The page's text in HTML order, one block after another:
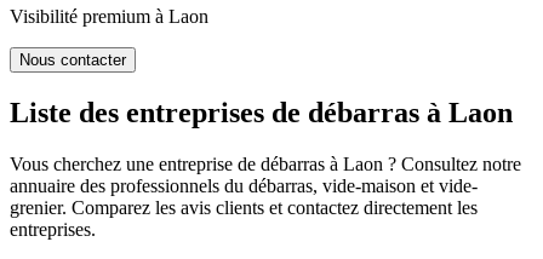
Visibilité premium à Laon
Nous contacter
Liste des entreprises de débarras à Laon
Vous cherchez une entreprise de débarras à Laon ? Consultez notre
annuaire des professionnels du débarras, vide-maison et vide-
grenier. Comparez les avis clients et contactez directement les
entreprises.